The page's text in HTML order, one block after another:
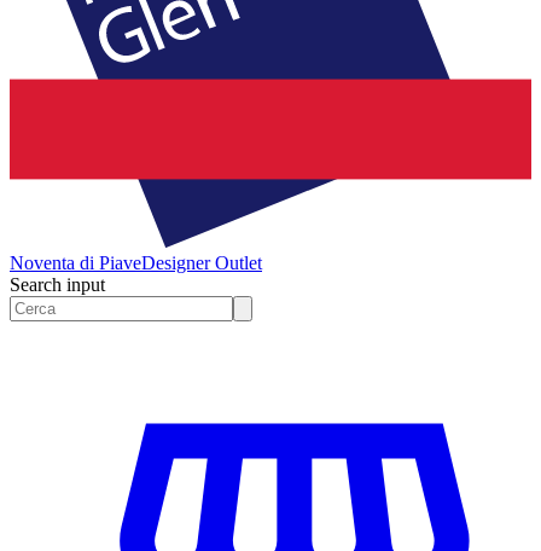
Noventa di PiaveDesigner Outlet
Search input